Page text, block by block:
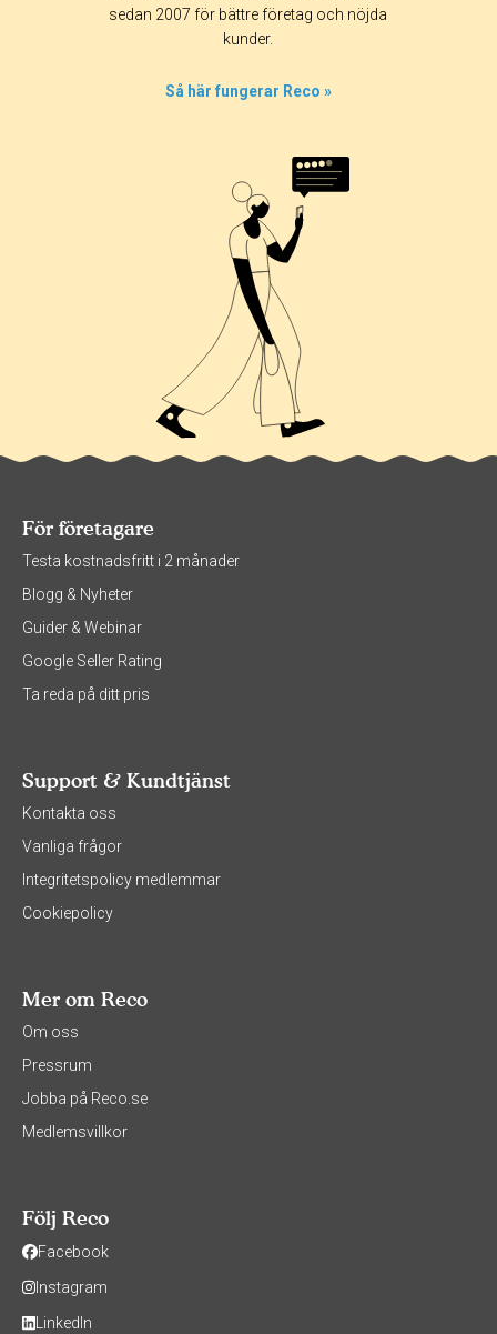
sedan 2007 för bättre företag och nöjda
kunder.
Så här fungerar Reco »
För företagare
Testa kostnadsfritt i 2 månader
Blogg & Nyheter
Guider & Webinar
Google Seller Rating
Ta reda på ditt pris
Support & Kundtjänst
Kontakta oss
Vanliga frågor
Integritetspolicy medlemmar
Cookiepolicy
Mer om Reco
Om oss
Pressrum
Jobba på Reco.se
Medlemsvillkor
Följ Reco
Facebook
Instagram
LinkedIn